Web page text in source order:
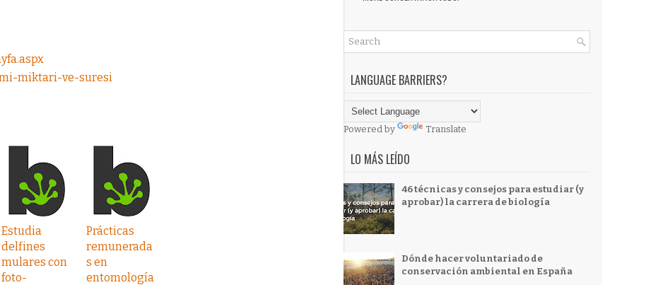
miktari-ve-suresi
Estudia
delfines
mulares con
foto-
Prácticas
remunerada
s en
entomología
LANGUAGE BARRIERS?
Powered by Translate
LO MÁS LEÍDO
46 técnicas y consejos para estudiar (y
aprobar) la carrera de biología
Dónde hacer voluntariado de
conservación ambiental en España